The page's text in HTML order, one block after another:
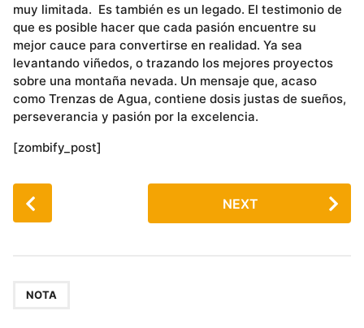
muy limitada. Es también es un legado. El testimonio de
que es posible hacer que cada pasión encuentre su
mejor cauce para convertirse en realidad. Ya sea
levantando viñedos, o trazando los mejores proyectos
sobre una montaña nevada. Un mensaje que, acaso
como Trenzas de Agua, contiene dosis justas de sueños,
perseverancia y pasión por la excelencia.
[zombify_post]
P
o
NEXT
NOTA